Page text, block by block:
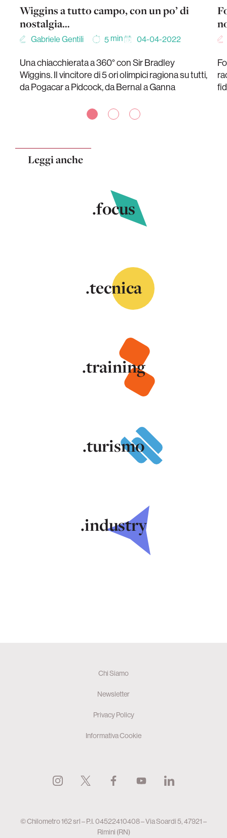
Wiggins a tutto campo, con un po’ di
nostalgia…
Gabriele Gentili 5min 04-04-2022
Una chiacchierata a 360° con Sir Bradley
Wiggins. Il vincitore di 5 ori olimpici ragiona su tutti,
da Pogacar a Pidcock, da Bernal a Ganna
Leggi anche
.focus
.tecnica
.training
.turismo
.industry
Chi Siamo
Newsletter
Privacy Policy
Informativa Cookie
© Chilometro 162 srl – P.I. 04522410408 – Via Soardi 5, 47921 –
Rimini (RN)